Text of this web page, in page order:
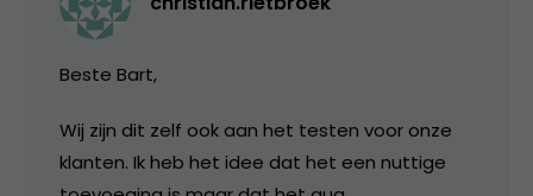
Beste Bart,
Wij zijn dit zelf ook aan het testen voor onze
klanten. Ik heb het idee dat het een nuttige